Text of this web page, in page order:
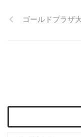
ゴールドプラザ